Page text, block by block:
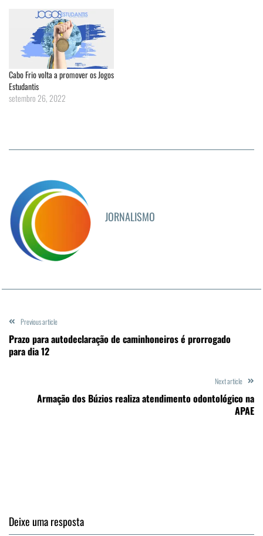
Cabo Frio volta a promover os Jogos
Estudantis
setembro 26, 2022
JORNALISMO
Previous article
Prazo para autodeclaração de caminhoneiros é prorrogado
para dia 12
Next article
Armação dos Búzios realiza atendimento odontológico na
APAE
Deixe uma resposta